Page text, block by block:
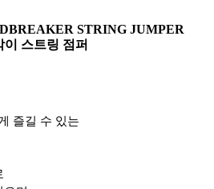
STRING JUMPER
스트링 점퍼
즐길 수 있는